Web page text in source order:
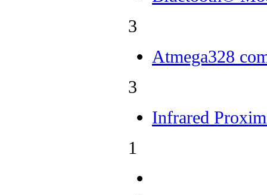
3
Atmega328
3
Infrared
1